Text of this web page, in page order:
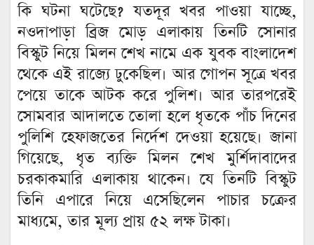
কি ঘটনা ঘটেছে? যতদূর খবর পাওয়া যাচ্ছে,
নওদাপাড়া ব্রিজ মোড় এলাকায় তিনটি সোনার
বিস্কুট নিয়ে মিলন শেখ নামে এক যুবক বাংলাদেশ
থেকে এই রাজ্যে ঢুকেছিল। আর গোপন সূত্রে খবর
পেয়ে তাকে আটক করে পুলিশ। আর তারপরেই
সোমবার আদালতে তোলা হলে ধৃতকে পাঁচ দিনের
পুলিশি হেফাজতের নির্দেশ দেওয়া হয়েছে। জানা
গিয়েছে, ধৃত ব্যক্তি মিলন শেখ মুর্শিদাবাদের
চরকাকমারি এলাকায় থাকেন। যে তিনটি বিস্কুট
তিনি এপারে নিয়ে এসেছিলেন পাচার চক্রের
মাধ্যমে, তার মূল্য প্রায় ৫২ লক্ষ টাকা।